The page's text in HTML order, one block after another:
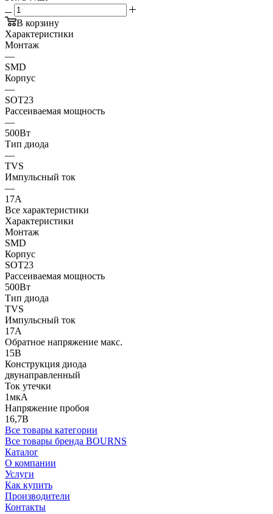
В корзину
Характеристики
Монтаж
—
SMD
Корпус
—
SOT23
Рассеиваемая мощность
—
500Вт
Тип диода
—
TVS
Импульсный ток
—
17А
Все характеристики
Характеристики
Монтаж
SMD
Корпус
SOT23
Рассеиваемая мощность
500Вт
Тип диода
TVS
Импульсный ток
17А
Обратное напряжение макс.
15В
Конструкция диода
двунаправленный
Ток утечки
1мкА
Напряжение пробоя
16,7В
Все товары категории
Все товары бренда BOURNS
Каталог
О компании
Услуги
Как купить
Производители
Контакты